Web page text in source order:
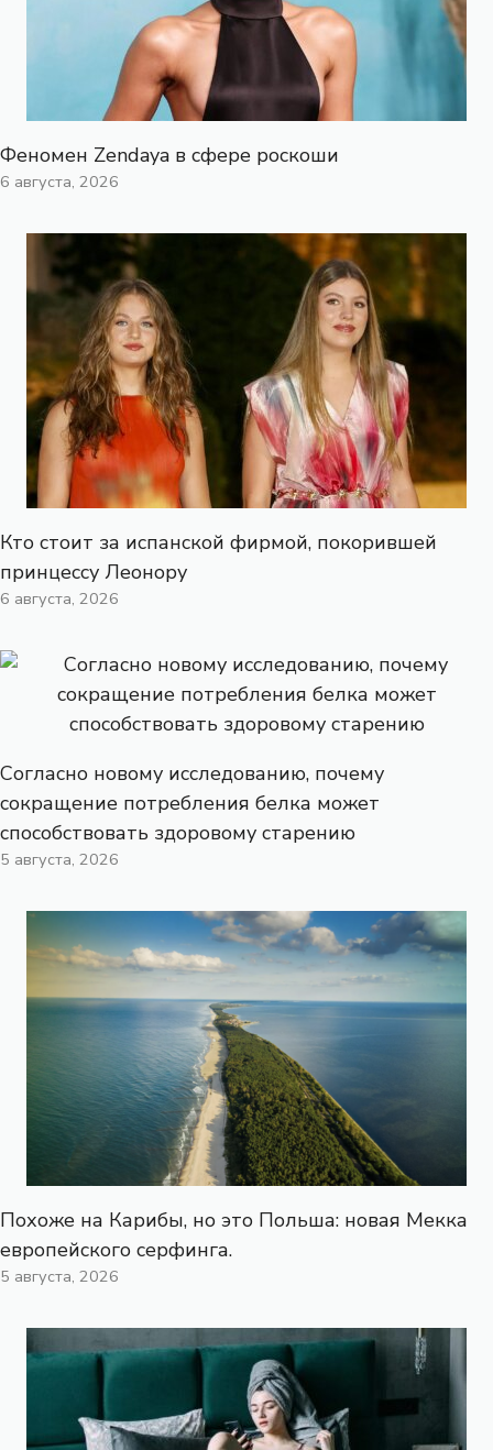
Феномен Zendaya в сфере роскоши
6 августа, 2026
Кто стоит за испанской фирмой, покорившей
принцессу Леонору
6 августа, 2026
Согласно новому исследованию, почему
сокращение потребления белка может
способствовать здоровому старению
5 августа, 2026
Похоже на Карибы, но это Польша: новая Мекка
европейского серфинга.
5 августа, 2026